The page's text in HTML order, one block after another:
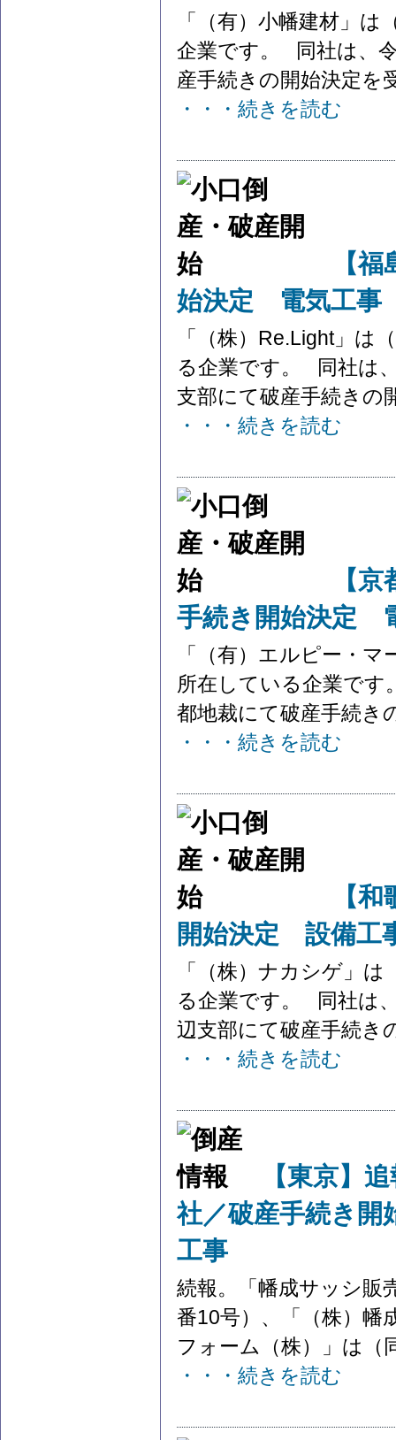
「（有）小幡建材」
企業です。 同社は、
産手続きの開始決定
・・・続きを読む
【
始決定 電気工事
「（株）Re.Light」は
る企業です。 同社は
支部にて破産手続きの
・・・続きを読む
【
手続き開始決定
「（有）エルピー・
所在している企業で
都地裁にて破産手続き
・・・続きを読む
【
開始決定 設備工
「（株）ナカシゲ」
る企業です。 同社は
辺支部にて破産手続き
・・・続きを読む
【東京】
社／破産手続き
工事
続報。「幡成サッシ販
番10号）、「（株）幡
フォーム（株）」は
・・・続きを読む